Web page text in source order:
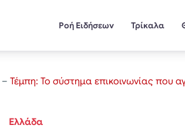
Ροή Ειδήσεων Τρίκαλα
– Τέμπη: Το σύστημα επικοινωνίας που
Ελλάδα